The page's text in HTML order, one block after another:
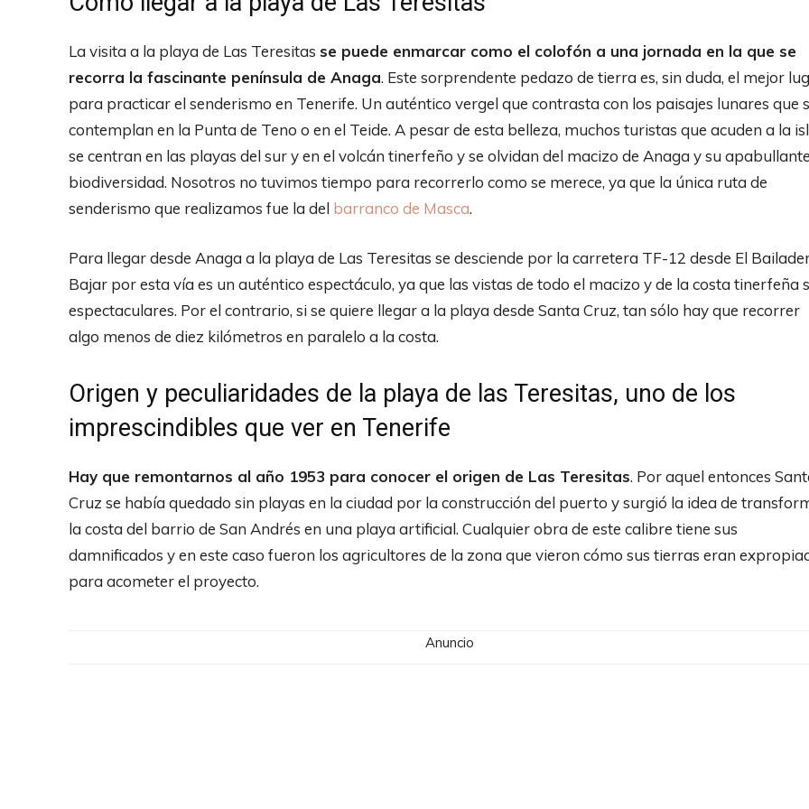
La visita a la playa de Las Teresitas se puede enmarcar como el colofón a una jornada en la que se
recorra la fascinante península de Anaga. Este sorprendente pedazo de tierra es, sin duda, el mejor
para practicar el senderismo en Tenerife. Un auténtico vergel que contrasta con los paisajes lunares que
contemplan en la Punta de Teno o en el Teide. A pesar de esta belleza, muchos turistas que acuden a la
se centran en las playas del sur y en el volcán tinerfeño y se olvidan del macizo de Anaga y su apabullante
biodiversidad. Nosotros no tuvimos tiempo para recorrerlo como se merece, ya que la única ruta de
senderismo que realizamos fue la del barranco de Masca.
Para llegar desde Anaga a la playa de Las Teresitas se desciende por la carretera TF-12 desde El
Bajar por esta vía es un auténtico espectáculo, ya que las vistas de todo el macizo y de la costa tinerfeña
espectaculares. Por el contrario, si se quiere llegar a la playa desde Santa Cruz, tan sólo hay que recorrer
algo menos de diez kilómetros en paralelo a la costa.
Origen y peculiaridades de la playa de las Teresitas, uno de los
imprescindibles que ver en Tenerife
Hay que remontarnos al año 1953 para conocer el origen de Las Teresitas. Por aquel entonces
Cruz se había quedado sin playas en la ciudad por la construcción del puerto y surgió la idea de
la costa del barrio de San Andrés en una playa artificial. Cualquier obra de este calibre tiene sus
damnificados y en este caso fueron los agricultores de la zona que vieron cómo sus tierras eran
para acometer el proyecto.
Anuncio